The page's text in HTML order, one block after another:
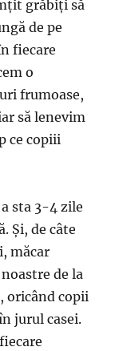
grăbiți să
de pe
fiecare
o
frumoase,
să lenevim
ce copiii
sta 3-4 zile
Și, de câte
măcar
de la
oricând copii
jurul casei.